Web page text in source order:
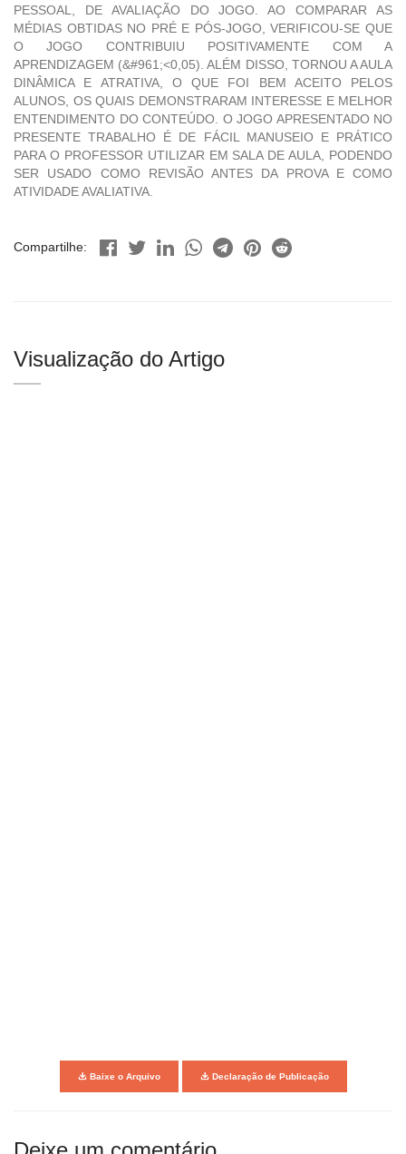
PESSOAL, DE AVALIAÇÃO DO JOGO. AO COMPARAR AS
MÉDIAS OBTIDAS NO PRÉ E PÓS-JOGO, VERIFICOU-SE QUE
O JOGO CONTRIBUIU POSITIVAMENTE COM A
APRENDIZAGEM (&#961;<0,05). ALÉM DISSO, TORNOU A AULA
DINÂMICA E ATRATIVA, O QUE FOI BEM ACEITO PELOS
ALUNOS, OS QUAIS DEMONSTRARAM INTERESSE E MELHOR
ENTENDIMENTO DO CONTEÚDO. O JOGO APRESENTADO NO
PRESENTE TRABALHO É DE FÁCIL MANUSEIO E PRÁTICO
PARA O PROFESSOR UTILIZAR EM SALA DE AULA, PODENDO
SER USADO COMO REVISÃO ANTES DA PROVA E COMO
ATIVIDADE AVALIATIVA.
Compartilhe:
Visualização do Artigo
Baixe o Arquivo Declaração de Publicação